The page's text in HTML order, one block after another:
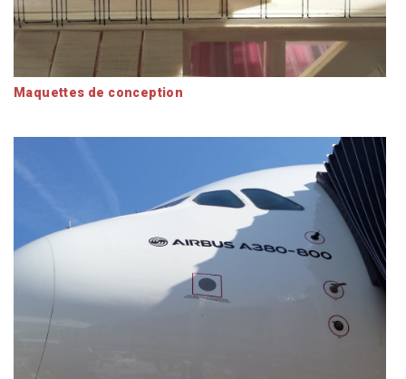
Maquettes de conception